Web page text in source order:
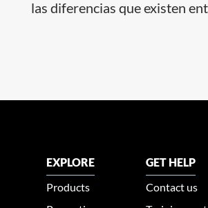
las diferencias que existen
EXPLORE
Products
GET HELP
Contact us